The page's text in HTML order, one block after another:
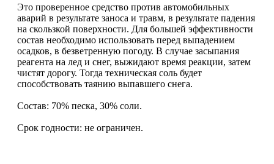
Это проверенное средство против автомобильных
аварий в результате заноса и травм, в результате падения
на скользкой поверхности. Для большей эффективности
состав необходимо использовать перед выпадением
осадков, в безветренную погоду. В случае засыпания
реагента на лед и снег, выжидают время реакции, затем
чистят дорогу. Тогда техническая соль будет
способствовать таянию выпавшего снега.
Состав: 70% песка, 30% соли.
Срок годности: не ограничен.